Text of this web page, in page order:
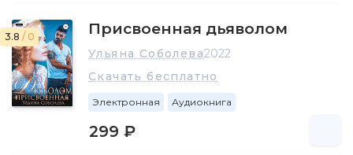
3.8 / 0 Присвоенная дьяволом
Ульяна Соболева2022
Скачать бесплатно
Электронная Аудиокнига
299 ₽